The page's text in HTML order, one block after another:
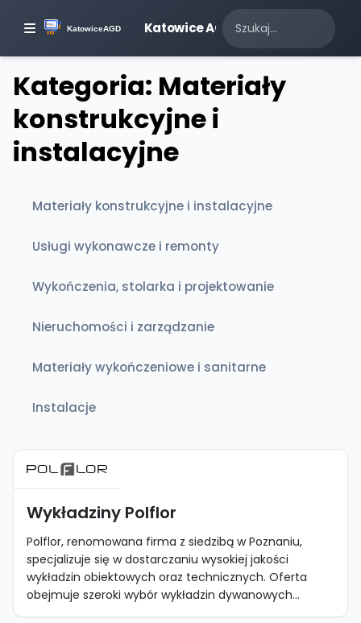
Katowice AGD
Kategoria: Materiały
konstrukcyjne i
instalacyjne
Materiały konstrukcyjne i instalacyjne
Usługi wykonawcze i remonty
Wykończenia, stolarka i projektowanie
Nieruchomości i zarządzanie
Materiały wykończeniowe i sanitarne
Instalacje
Wykładziny Polflor
Polflor, renomowana firma z siedzibą w Poznaniu,
specjalizuje się w dostarczaniu wysokiej jakości
wykładzin obiektowych oraz technicznych. Oferta
obejmuje szeroki wybór wykładzin dywanowych...